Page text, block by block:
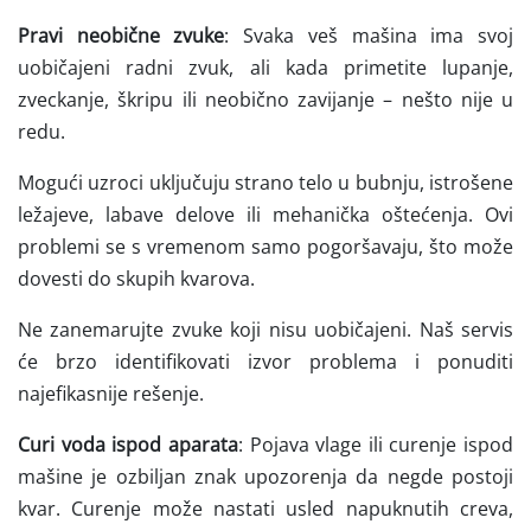
Pravi neobične zvuke: Svaka veš mašina ima svoj
uobičajeni radni zvuk, ali kada primetite lupanje,
zveckanje, škripu ili neobično zavijanje – nešto nije u
redu.
Mogući uzroci uključuju strano telo u bubnju, istrošene
ležajeve, labave delove ili mehanička oštećenja. Ovi
problemi se s vremenom samo pogoršavaju, što može
dovesti do skupih kvarova.
Ne zanemarujte zvuke koji nisu uobičajeni. Naš servis
će brzo identifikovati izvor problema i ponuditi
najefikasnije rešenje.
Curi voda ispod aparata: Pojava vlage ili curenje ispod
mašine je ozbiljan znak upozorenja da negde postoji
kvar. Curenje može nastati usled napuknutih creva,